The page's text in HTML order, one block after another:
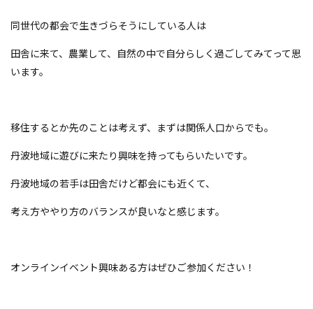
同世代の都会で生きづらそうにしている人は
田舎に来て、農業して、自然の中で自分らしく過ごしてみてって思
います。
移住するとか先のことは考えず、まずは関係人口からでも。
丹波地域に遊びに来たり興味を持ってもらいたいです。
丹波地域の若手は田舎だけど都会にも近くて、
考え方ややり方のバランスが良いなと感じます。
オンラインイベント興味ある方はぜひご参加ください！